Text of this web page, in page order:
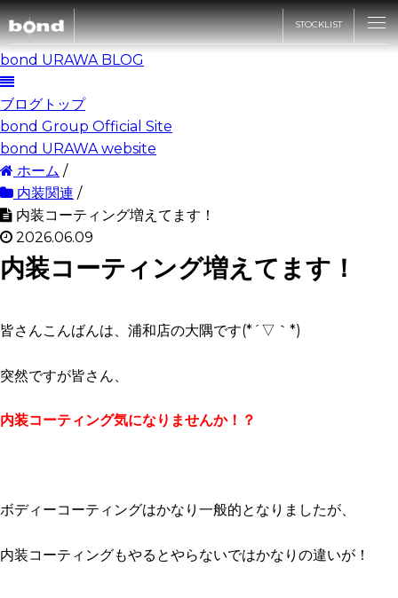
STOCKLIST
CUSTOMIZE
SHOP
bond URAWA BLOG
ブログトップ
bond Group Official Site
bond URAWA website
ホーム /
内装関連 /
内装コーティング増えてます！
2026.06.09
内装コーティング増えてます！
皆さんこんばんは、浦和店の大隅です(*´▽｀*)
突然ですが皆さん、
内装コーティング気になりませんか！？
ボディーコーティングはかなり一般的となりましたが、
内装コーティングもやるとやらないではかなりの違いが！